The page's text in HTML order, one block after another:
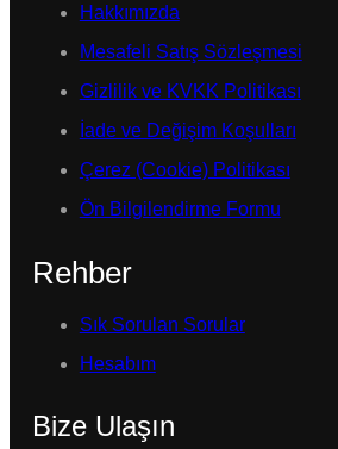
Hakkımızda
Mesafeli Satış Sözleşmesi
Gizlilik ve KVKK Politikası
İade ve Değişim Koşulları
Çerez (Cookie) Politikası
Ön Bilgilendirme Formu
Rehber
Sık Sorulan Sorular
Hesabım
Bize Ulaşın